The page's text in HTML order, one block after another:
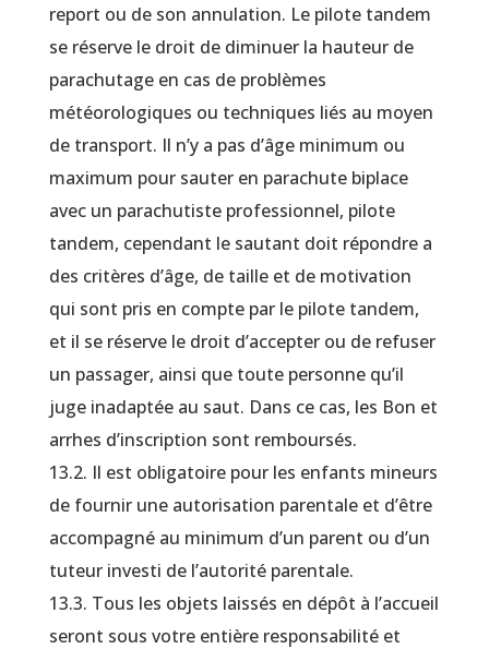
report ou de son annulation. Le pilote tandem
se réserve le droit de diminuer la hauteur de
parachutage en cas de problèmes
météorologiques ou techniques liés au moyen
de transport. Il n’y a pas d’âge minimum ou
maximum pour sauter en parachute biplace
avec un parachutiste professionnel, pilote
tandem, cependant le sautant doit répondre a
des critères d’âge, de taille et de motivation
qui sont pris en compte par le pilote tandem,
et il se réserve le droit d’accepter ou de refuser
un passager, ainsi que toute personne qu’il
juge inadaptée au saut. Dans ce cas, les Bon et
arrhes d’inscription sont remboursés.
13.2. Il est obligatoire pour les enfants mineurs
de fournir une autorisation parentale et d’être
accompagné au minimum d’un parent ou d’un
tuteur investi de l’autorité parentale.
13.3. Tous les objets laissés en dépôt à l’accueil
seront sous votre entière responsabilité et